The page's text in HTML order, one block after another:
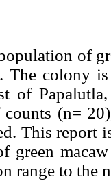
of
The colony
of
(n=
This report
green
range to the